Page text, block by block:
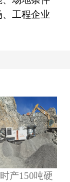
工程企业
产150吨硬